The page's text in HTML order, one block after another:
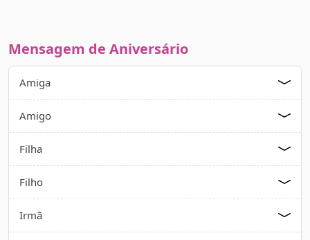
Mensagem de Aniversário
Amiga
Amigo
Filha
Filho
Irmã